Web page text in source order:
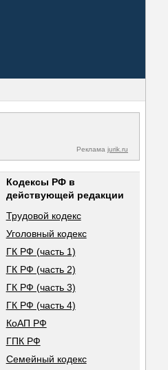
Реклама jurik.ru
Кодексы РФ в
действующей редакции
Трудовой кодекс
Уголовный кодекс
ГК РФ (часть 1)
ГК РФ (часть 2)
ГК РФ (часть 3)
ГК РФ (часть 4)
КоАП РФ
ГПК РФ
Семейный кодекс